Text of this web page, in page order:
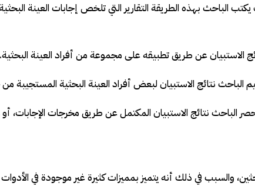
يكتب الباحث بهذه الطريقة التقارير التي تلخص إجابات العينة
الاستبيان عن طريق تطبيقه على مجموعة من أفراد العينة البحثية.
الباحث نتائج الاستبيان لبعض أفراد العينة البحثية المستجيبة
الباحث نتائج الاستبيان المكتمل عن طريق مخرجات الإجابات،
والسبب في ذلك أنه يتميز بمميزات كثيرة غير موجودة في